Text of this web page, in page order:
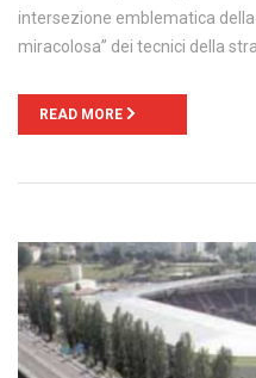
intersezione emblematica
miracolosa” dei tecnici della
READ MORE